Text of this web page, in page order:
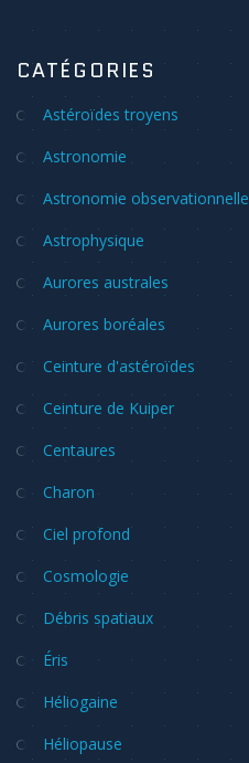
CATÉGORIES
Astéroïdes troyens
Astronomie
Astronomie observationnelle
Astrophysique
Aurores australes
Aurores boréales
Ceinture d'astéroïdes
Ceinture de Kuiper
Centaures
Charon
Ciel profond
Cosmologie
Débris spatiaux
Éris
Héliogaine
Héliopause